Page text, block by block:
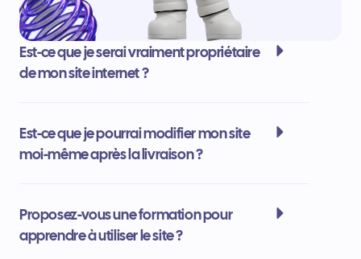
Est-ce que je serai vraiment propriétaire
de mon site internet ?
Est-ce que je pourrai modifier mon site
moi-même après la livraison ?
Proposez-vous une formation pour
apprendre à utiliser le site ?